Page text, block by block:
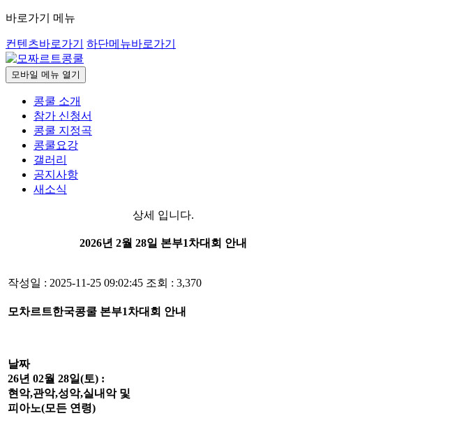
바로가기 메뉴
컨텐츠바로가기 하단메뉴바로가기
모바일 메뉴 열기
콩쿨 소개
참가 신청서
콩쿨 지정곡
콩쿨요강
갤러리
공지사항
새소식
상세 입니다.
2026년 2월 28일 본부1차대회 안내
작성일 : 2025-11-25 09:02:45 조회 : 3,370
모차르트한국콩쿨 본부1차대회 안내
날짜
26년 02월 28일(토) :
현악,관악,성악,실내악 및
피아노(모든 연령)